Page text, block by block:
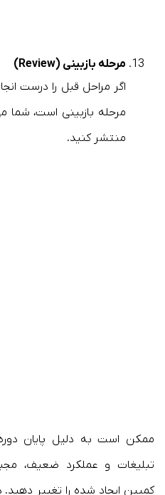
مرحله بازبینی (Review)
اگر مراحل قبل را درست
مرحله بازبینی است، شما
منتشر کنید.
ممکن است به دلیل پایان
تبلیغات و عملکرد ضعیف،
کمپین‌ ایجاد شده را تغییر